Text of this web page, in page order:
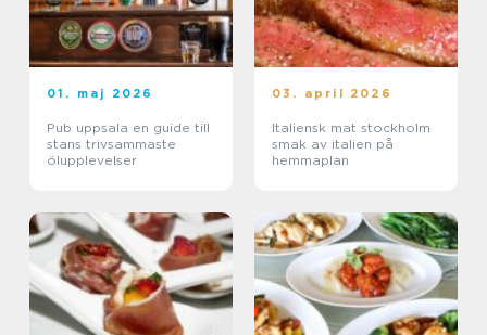
01. maj 2026
Pub uppsala en guide till
stans trivsammaste
ölupplevelser
03. april 2026
Italiensk mat stockholm
smak av italien på
hemmaplan